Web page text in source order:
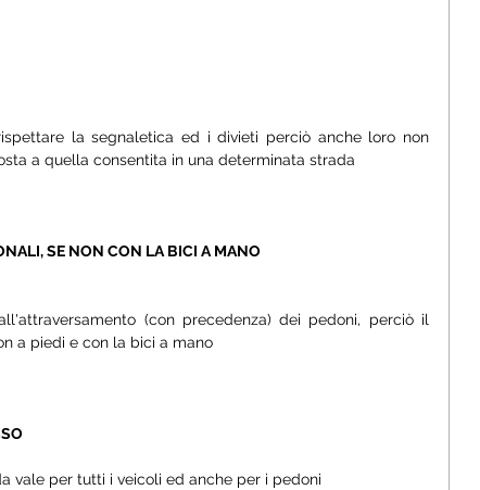
la segnaletica ed i divieti perciò anche loro non
a quella consentita in una determinata strada
SE NON CON LA BICI A MANO
(con precedenza) dei pedoni, perciò il
a piedi e con la bici a mano
vale per tutti i veicoli ed anche per i pedoni